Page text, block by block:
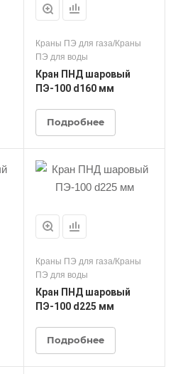
Краны ПЭ для газа/Краны
ПЭ для воды
Кран ПНД шаровый
ПЭ-100 d160 мм
Подробнее
Краны ПЭ для газа/Краны
ПЭ для воды
Кран ПНД шаровый
ПЭ-100 d225 мм
Подробнее